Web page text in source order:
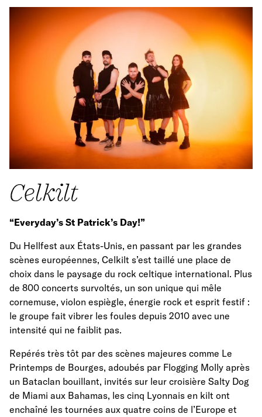
Celkilt
“Everyday’s St Patrick’s Day!”
Du Hellfest aux États-Unis, en passant par les grandes
scènes européennes, Celkilt s’est taillé une place de
choix dans le paysage du rock celtique international. Plus
de 800 concerts survoltés, un son unique qui mêle
cornemuse, violon espiègle, énergie rock et esprit festif :
le groupe fait vibrer les foules depuis 2010 avec une
intensité qui ne faiblit pas.
Repérés très tôt par des scènes majeures comme Le
Printemps de Bourges, adoubés par Flogging Molly après
un Bataclan bouillant, invités sur leur croisière Salty Dog
de Miami aux Bahamas, les cinq Lyonnais en kilt ont
enchaîné les tournées aux quatre coins de l’Europe et